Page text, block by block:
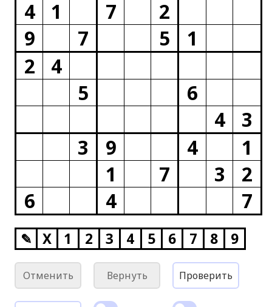
4
1 7
2
9
7 5
1
2
4
5
6
4
3
3
9 4
1
1
7 3
2
6
4 7
✎ X 1 2 3 4 5 6 7 8 9
Отменить Вернуть Проверить